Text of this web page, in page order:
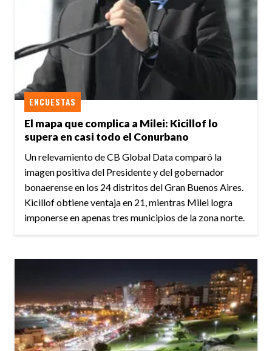
El mapa que complica a Milei: Kicillof lo
supera en casi todo el Conurbano
ENCUESTAS
Un relevamiento de CB Global Data comparó la
imagen positiva del Presidente y del gobernador
bonaerense en los 24 distritos del Gran Buenos Aires.
Kicillof obtiene ventaja en 21, mientras Milei logra
imponerse en apenas tres municipios de la zona norte.